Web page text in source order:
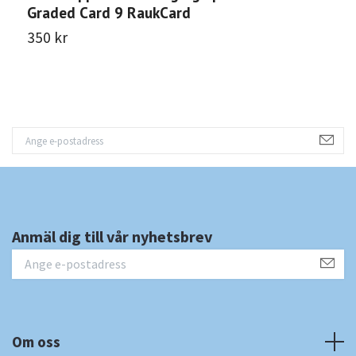
Graded Card 9 RaukCard
350 kr
Anmäl dig till vår nyhetsbrev
Om oss